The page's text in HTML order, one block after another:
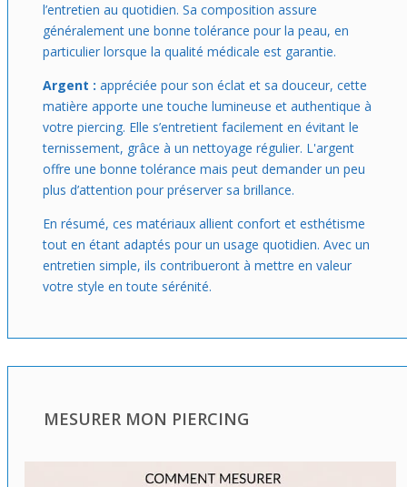
l’entretien au quotidien. Sa composition assure
généralement une bonne tolérance pour la peau, en
particulier lorsque la qualité médicale est garantie.
Argent : appréciée pour son éclat et sa douceur, cette
matière apporte une touche lumineuse et authentique à
votre piercing. Elle s’entretient facilement en évitant le
ternissement, grâce à un nettoyage régulier. L'argent
offre une bonne tolérance mais peut demander un peu
plus d’attention pour préserver sa brillance.
En résumé, ces matériaux allient confort et esthétisme
tout en étant adaptés pour un usage quotidien. Avec un
entretien simple, ils contribueront à mettre en valeur
votre style en toute sérénité.
MESURER MON PIERCING